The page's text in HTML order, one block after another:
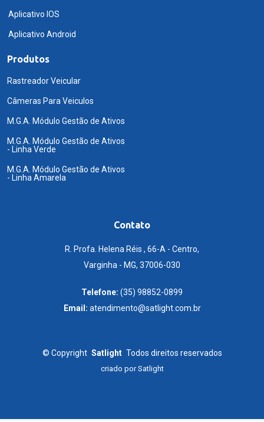
Aplicativo IOS
Aplicativo Android
Produtos
Rastreador Veicular
Câmeras Para Veiculos
M.G.A. Módulo Gestão de Ativos
M.G.A. Módulo Gestão de Ativos
- Linha Verde
M.G.A. Módulo Gestão de Ativos
- Linha Amarela
Contato
R. Profa. Helena Réis , 66-A - Centro,
Varginha - MG, 37006-030
Telefone: (35) 98852-0899
Email: atendimento@satlight.com.br
© Copyright Satlight Todos direitos reservados
criado porSatlight